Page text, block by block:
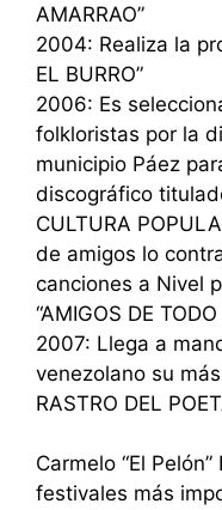
AMARRAO”
2004: Realiza la
EL BURRO”
2006: Es
folkloristas por la
municipio Páez
discográfico
CULTURA
de amigos lo
canciones a Nivel
“AMIGOS DE
2007: Llega a
venezolano su
RASTRO DEL
Carmelo “El
festivales más